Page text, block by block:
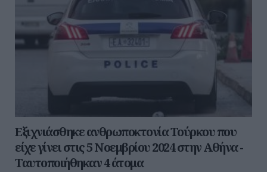
Εξιχνιάσθηκε ανθρωποκτονία Τούρκου που
είχε γίνει στις 5 Νοεμβρίου 2024 στην Αθήνα -
Ταυτοποιήθηκαν 4 άτομα